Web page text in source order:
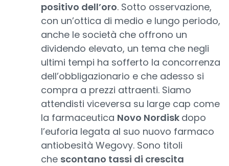
positivo dell’oro. Sotto osservazione,
con un’ottica di medio e lungo periodo,
anche le società che offrono un
dividendo elevato, un tema che negli
ultimi tempi ha sofferto la concorrenza
dell’obbligazionario e che adesso si
compra a prezzi attraenti. Siamo
attendisti viceversa su large cap come
la farmaceutica Novo Nordisk dopo
l’euforia legata al suo nuovo farmaco
antiobesità Wegovy. Sono titoli
che scontano tassi di crescita